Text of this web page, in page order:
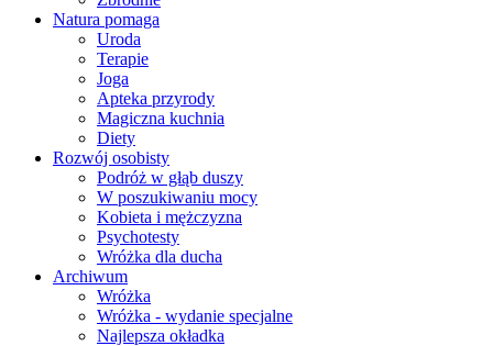
Natura pomaga
Uroda
Terapie
Joga
Apteka przyrody
Magiczna kuchnia
Diety
Rozwój osobisty
Podróż w głąb duszy
W poszukiwaniu mocy
Kobieta i mężczyzna
Psychotesty
Wróżka dla ducha
Archiwum
Wróżka
Wróżka - wydanie specjalne
Najlepsza okładka